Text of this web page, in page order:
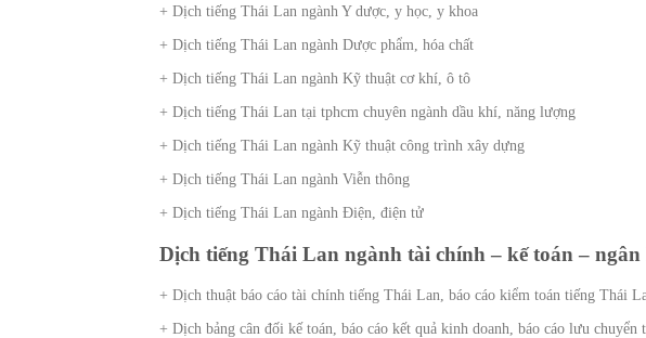
+ Dịch tiếng Thái Lan ngành Y dược, y học, y khoa
+ Dịch tiếng Thái Lan ngành Dược phẩm, hóa chất
+ Dịch tiếng Thái Lan ngành Kỹ thuật cơ khí, ô tô
+ Dịch tiếng Thái Lan tại tphcm chuyên ngành dầu khí, năng lượng
+ Dịch tiếng Thái Lan ngành Kỹ thuật công trình xây dựng
+ Dịch tiếng Thái Lan ngành Viễn thông
+ Dịch tiếng Thái Lan ngành Điện, điện tử
Dịch tiếng Thái Lan ngành tài chính – kế toán – ngân
+ Dịch thuật báo cáo tài chính tiếng Thái Lan, báo cáo kiểm toán tiếng Thái
+ Dịch bảng cân đối kế toán, báo cáo kết quả kinh doanh, báo cáo lưu